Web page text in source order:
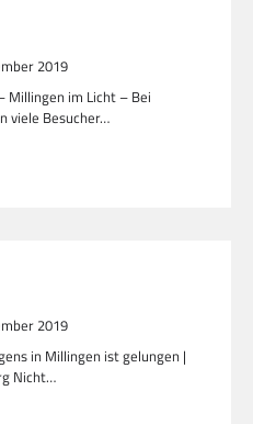
2019
Millingen im Licht – Bei
viele Besucher…
2019
in Millingen ist gelungen |
Nicht…